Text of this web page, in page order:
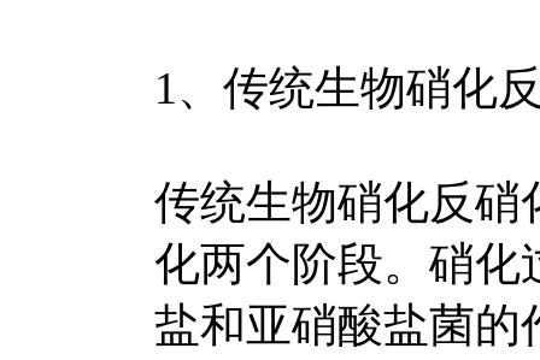
1、传统生物硝化
传统生物硝化反硝
化两个阶段。硝化
盐和亚硝酸盐菌的